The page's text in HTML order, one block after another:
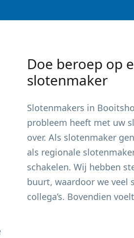
Doe beroep op
slotenmaker
Slotenmakers in
probleem heeft met uw
over. Als slotenmaker
als regionale
schakelen. Wij hebben
buurt, waardoor we veel
collega’s. Bovendien